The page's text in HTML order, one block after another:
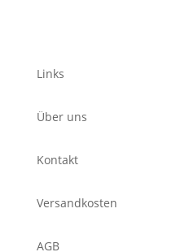
Links
Über uns
Kontakt
Versandkosten
AGB